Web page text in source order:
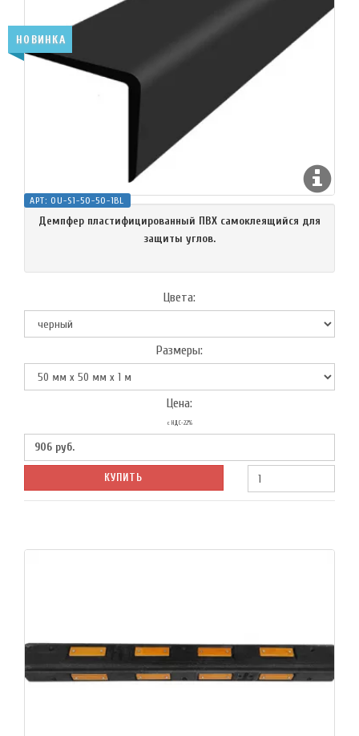
АРТ: OU-S1-50-50-1BL
Демпфер пластифицированный ПВХ самоклеящийся для
защиты углов.
Цвета:
Размеры:
Цена:
с НДС-22%
906 руб.
КУПИТЬ
НОВИНКА